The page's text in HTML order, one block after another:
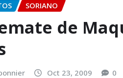
SORIANO
de
Oct 23, 2009 0